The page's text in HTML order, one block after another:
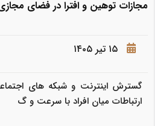
مجازات توهین و افترا در فضای
۱۵ تیر ۱۴۰۵
گسترش اینترنت و شبکه های
ارتباطات میان افراد با سرعت و گ